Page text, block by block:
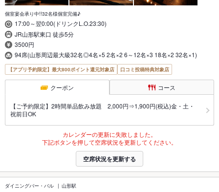
個室宴会承り中!!32名様個室完備♪
17:00～翌0:00(ドリンクL.O.23:30)
JR山形駅東口 徒歩5分
3500円
94席(山形周辺最大級32名◎4名×5 2名×2 6～12名×3 18名×2 32名×1)
【アプリ予約限定】最大800ポイント還元対象店 口コミ投稿特典対象店
クーポン コース
【ご予約限定】2時間単品飲み放題 2,000円⇒1,900円(税込)金・土・
祝前日OK
カレンダーの更新に失敗しました。
下記ボタンを押して空席状況を更新してください。
空席状況を更新する
ダイニングバー・バル 山形駅